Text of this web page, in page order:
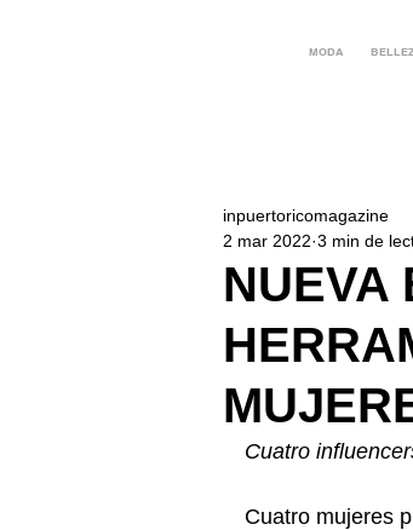
MODA
NUEVA
inpuertoricomagazine
2 mar 2022 3 min de
Cuatro
Cuatro mujeres